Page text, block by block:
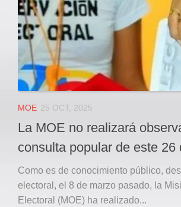
MOE 25 OCT, 2025
La MOE no realizará
consulta popular de este 26
Como es de conocimiento público,
electoral, el 8 de marzo pasado, la
Electoral (MOE) ha realizado...